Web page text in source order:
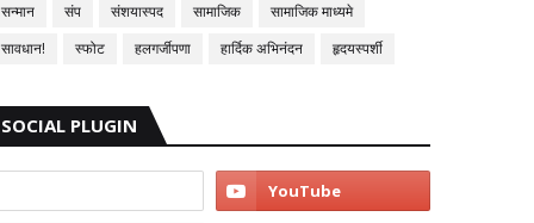
सन्मान
संप संशयास्पद सामाजिक
सामाजिक माध्यमे
सावधान!
स्फोट हलगर्जीपणा हार्दिक अभिनंदन हृदयस्पर्शी
SOCIAL PLUGIN